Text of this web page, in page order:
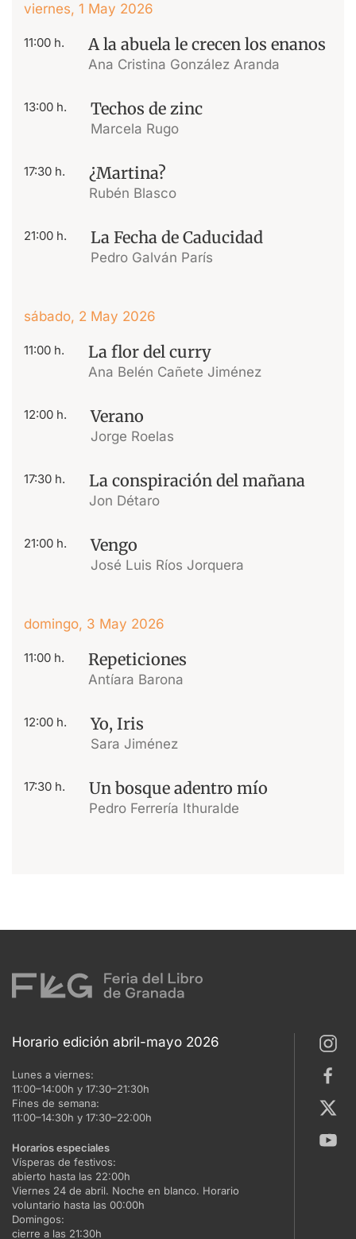
viernes, 1 May 2026
11:00 h. A la abuela le crecen los enanos
Ana Cristina González Aranda
13:00 h. Techos de zinc
Marcela Rugo
17:30 h. ¿Martina?
Rubén Blasco
21:00 h. La Fecha de Caducidad
Pedro Galván París
sábado, 2 May 2026
11:00 h. La flor del curry
Ana Belén Cañete Jiménez
12:00 h. Verano
Jorge Roelas
17:30 h. La conspiración del mañana
Jon Détaro
21:00 h. Vengo
José Luis Ríos Jorquera
domingo, 3 May 2026
11:00 h. Repeticiones
Antíara Barona
12:00 h. Yo, Iris
Sara Jiménez
17:30 h. Un bosque adentro mío
Pedro Ferrería Ithuralde
Horario edición abril-mayo 2026
Lunes a viernes:
11:00–14:00h y 17:30–21:30h
Fines de semana:
11:00–14:30h y 17:30–22:00h
Horarios especiales
Vísperas de festivos:
abierto hasta las 22:00h
Viernes 24 de abril. Noche en blanco. Horario
voluntario hasta las 00:00h
Domingos:
cierre a las 21:30h